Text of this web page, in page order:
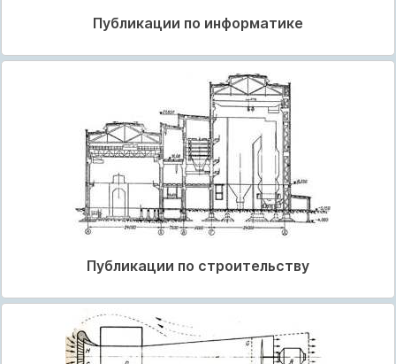
Публикации по информатике
Публикации по строительству